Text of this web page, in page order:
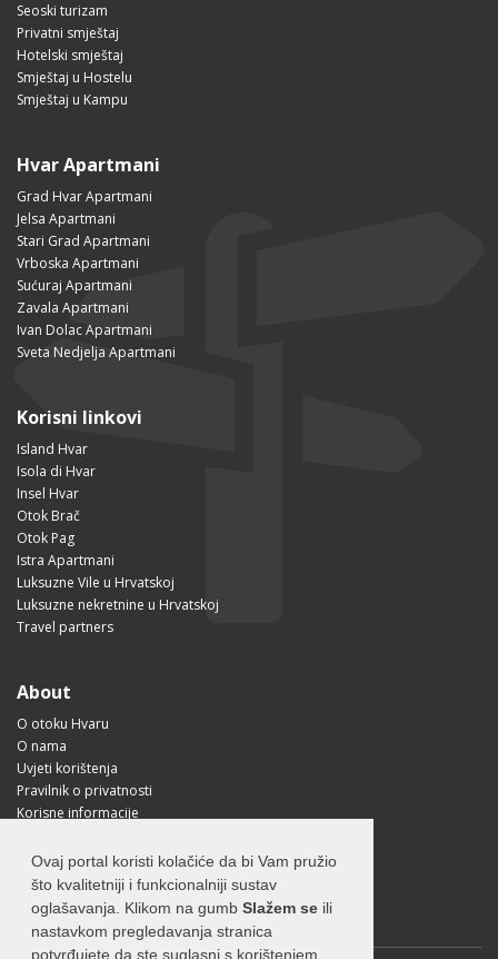
Ovaj portal koristi kolačiće da bi Vam pružio
što kvalitetniji i funkcionalniji sustav
oglašavanja. Klikom na gumb Slažem se ili
nastavkom pregledavanja stranica
potvrđujete da ste suglasni s korištenjem
Seoski turizam
Privatni smještaj
Hotelski smještaj
Smještaj u Hostelu
Smještaj u Kampu
Hvar Apartmani
Grad Hvar Apartmani
Jelsa Apartmani
Stari Grad Apartmani
Vrboska Apartmani
Sućuraj Apartmani
Zavala Apartmani
Ivan Dolac Apartmani
Sveta Nedjelja Apartmani
Korisni linkovi
Island Hvar
Isola di Hvar
Insel Hvar
Otok Brač
Otok Pag
Istra Apartmani
Luksuzne Vile u Hrvatskoj
Luksuzne nekretnine u Hrvatskoj
Travel partners
About
O otoku Hvaru
O nama
Uvjeti korištenja
Pravilnik o privatnosti
Korisne informacije
Free Mobile App
Visit Croatia